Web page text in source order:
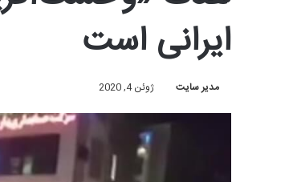
ایرانی است
مدیر سایت ژوئن 4, 2020